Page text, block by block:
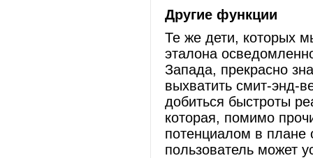
Другие функции
Те же дети, которых
эталона
Запада, прекрасно
выхватить смит-энд-
добиться быстроты
которая, помимо
потенциалом в плане
пользователь может